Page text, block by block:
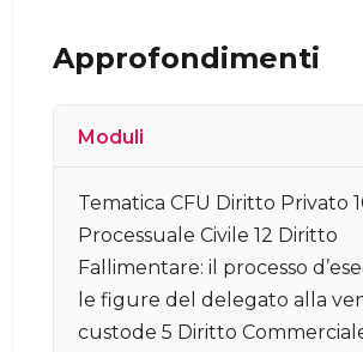
Approfondimenti
Moduli
Tematica CFU Diritto Privato
Processuale Civile 12 Diritto
Fallimentare: il processo
le figure del delegato alla
custode 5 Diritto